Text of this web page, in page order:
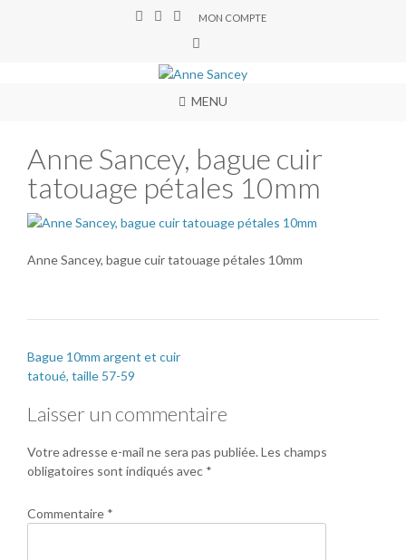
MON COMPTE
MENU
Anne Sancey, bague cuir
tatouage pétales 10mm
Anne Sancey, bague cuir tatouage pétales 10mm
Bague 10mm argent et cuir
tatoué, taille 57-59
Laisser un commentaire
Votre adresse e-mail ne sera pas publiée. Les champs
obligatoires sont indiqués avec *
Commentaire *